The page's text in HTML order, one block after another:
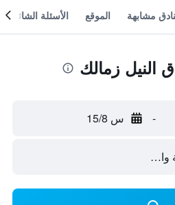
مشابهة الموقع الأسئلة الشائعة
زمالك
- س 15/8